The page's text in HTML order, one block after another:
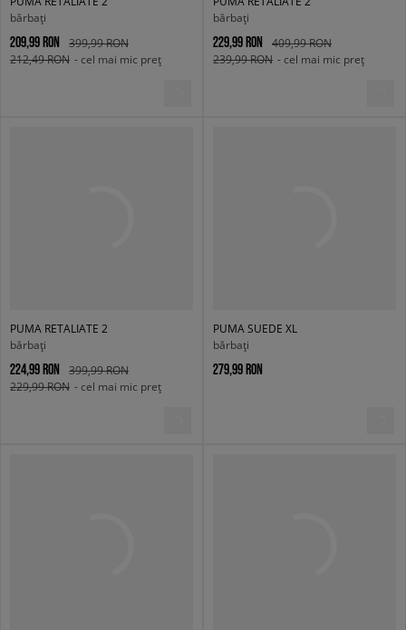
bărbați
209,99 RON
399,99 RON
212,49 RON - cel mai mic preț
bărbați
229,99 RON
409,99 RON
239,99 RON - cel mai mic preț
PUMA RETALIATE 2
bărbați
224,99 RON
399,99 RON
229,99 RON - cel mai mic preț
PUMA SUEDE XL
bărbați
279,99 RON